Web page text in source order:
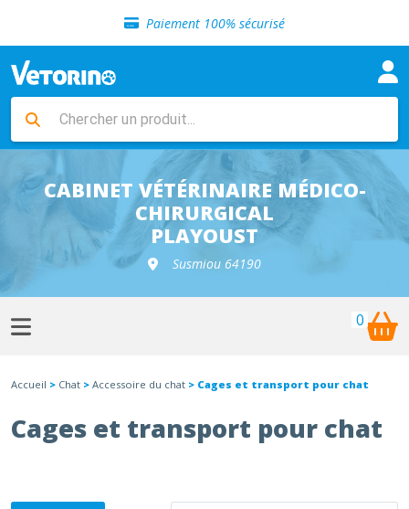
Paiement 100% sécurisé
Livraison gratuite en clinique vétérinaire
Sélection de croquettes vétérinaire
Livraison gratuite en clinique vétérinaire
Retour gratuit en clinique
Sélection de croquettes vétérinaire
CABINET VÉTÉRINAIRE MÉDICO-
CHIRURGICAL
PLAYOUST
Susmiou 64190
0
Accueil > Chat > Accessoire du chat > Cages et transport pour chat
Cages et transport pour chat